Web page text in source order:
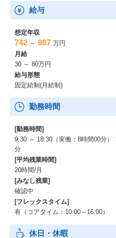
給与
想定年収
742 ～ 987 万円
月給
30 ～ 80万円
給与形態
固定給制(月給制)
勤務時間
[勤務時間]
9:30 ～ 18:30（実働：8時間00分
分
[平均残業時間]
20時間/月
[みなし残業]
確認中
[フレックスタイム]
有（コアタイム：10:00～16:00）
休日・休暇